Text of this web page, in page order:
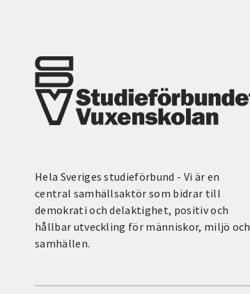
Hela Sveriges studieförbund - Vi är en
central samhällsaktör som bidrar till
demokrati och delaktighet, positiv och
hållbar utveckling för människor, miljö och
samhällen.